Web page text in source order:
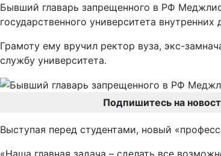
Бывший главарь запрещенного в РФ
государственного университета внутренних
Грамоту ему вручил ректор вуза, экс-
службу университета.
Подпишитесь на
Выступая перед студентами, новый